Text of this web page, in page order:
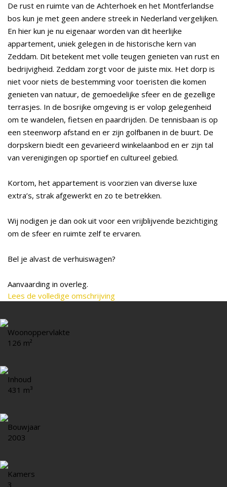
De rust en ruimte van de Achterhoek en het Montferlandse
bos kun je met geen andere streek in Nederland vergelijken.
En hier kun je nu eigenaar worden van dit heerlijke
appartement, uniek gelegen in de historische kern van
Zeddam. Dit betekent met volle teugen genieten van rust en
bedrijvigheid. Zeddam zorgt voor de juiste mix. Het dorp is
niet voor niets de bestemming voor toeristen die komen
genieten van natuur, de gemoedelijke sfeer en de gezellige
terrasjes. In de bosrijke omgeving is er volop gelegenheid
om te wandelen, fietsen en paardrijden. De tennisbaan is op
een steenworp afstand en er zijn golfbanen in de buurt. De
dorpskern biedt een gevarieerd winkelaanbod en er zijn tal
van verenigingen op sportief en cultureel gebied.
Kortom, het appartement is voorzien van diverse luxe
extra’s, strak afgewerkt en zo te betrekken.
Wij nodigen je dan ook uit voor een vrijblijvende bezichtiging
om de sfeer en ruimte zelf te ervaren.
Bel je alvast de verhuiswagen?
Aanvaarding in overleg.
Lees de volledige omschrijving
Woonoppervlakte
126 m²
Inhoud
431 m³
Bouwjaar
2003
Kamers
3